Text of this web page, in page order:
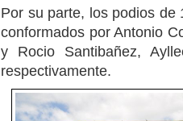
Por su parte, los podios de
conformados por Antonio
y Rocio Santibañez,
respectivamente.